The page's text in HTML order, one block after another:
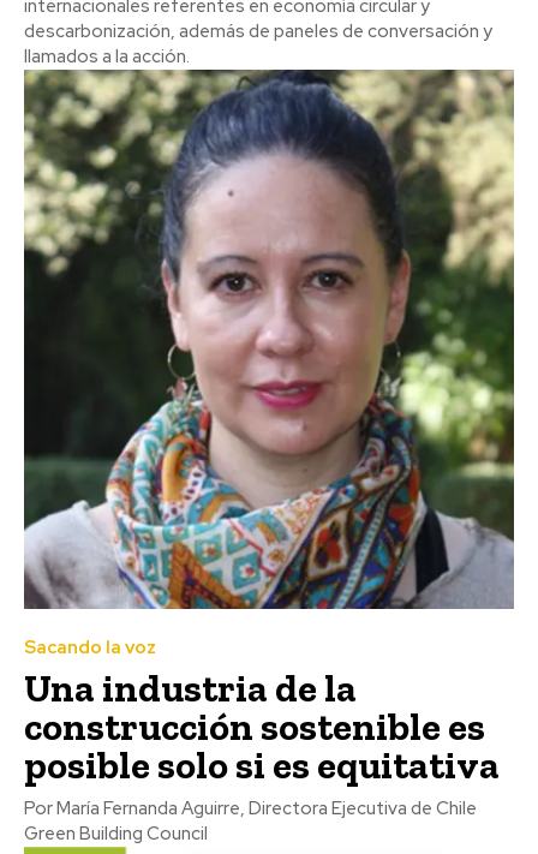
internacionales referentes en economía circular y
descarbonización, además de paneles de conversación y
llamados a la acción.
Sacando la voz
Una industria de la
construcción sostenible es
posible solo si es equitativa
Por María Fernanda Aguirre, Directora Ejecutiva de Chile
Green Building Council